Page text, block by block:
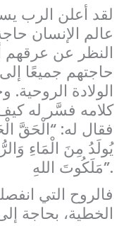
لقد أعلن الرب
عالم الإنسان
النظر عن عرقهم
حاجتهم جميعًا
الولادة
كلامه فسَّر له كيف
فقال له: “الْحَقَّ
يُولَدُ مِنَ الْمَاءِ
مَلَكُوتَ اللهِ”.
فالروح التي
الخطية، بحاجة